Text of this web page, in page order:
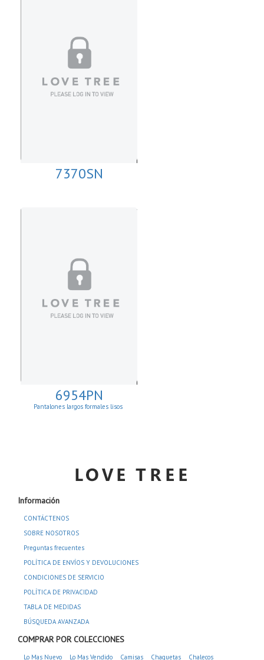
7370SN
6954PN
Pantalones largos formales lisos
Información
CONTÁCTENOS
SOBRE NOSOTROS
Preguntas frecuentes
POLÍTICA DE ENVÍOS Y DEVOLUCIONES
CONDICIONES DE SERVICIO
POLÍTICA DE PRIVACIDAD
TABLA DE MEDIDAS
BÚSQUEDA AVANZADA
COMPRAR POR COLECCIONES
Lo Mas Nuevo Lo Mas Vendido Camisas Chaquetas Chalecos